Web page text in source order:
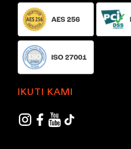
IKUTI KAMI